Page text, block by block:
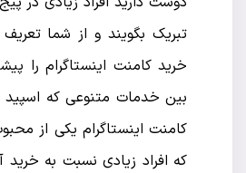
تبریک بگویند و از شما
خرید کامنت اینستاگرام را
بین خدمات متنوعی که اسپید
کامنت اینستاگرام یکی از
که افراد زیادی نسبت به خرید